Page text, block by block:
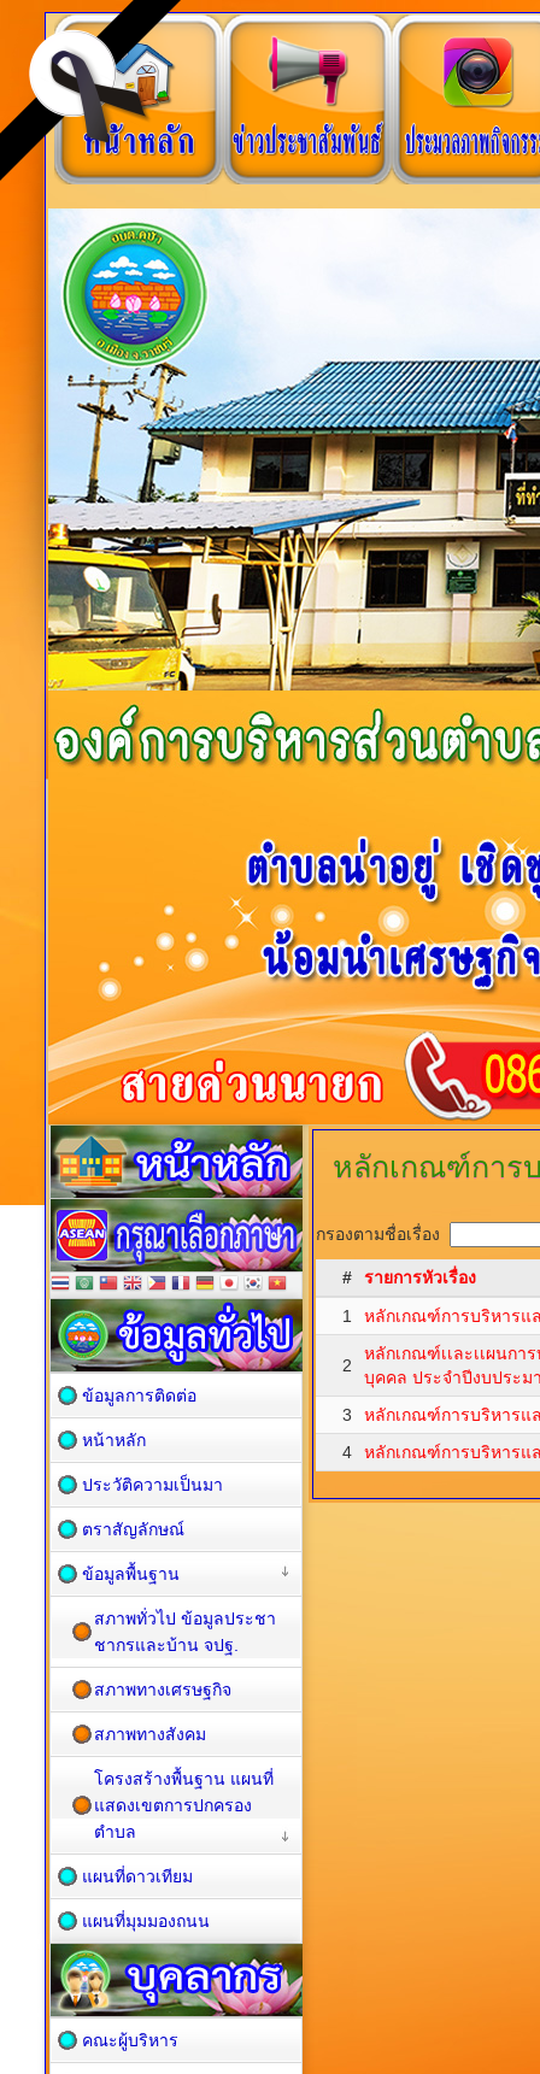
หลักเกณฑ์การ
กรองตามชื่อเรื่อง
#
รายการหัวเรื่อง
1
หลักเกณฑ์การบริหาร
2
หลักเกณฑ์เเละเเผนกา
บุคคล ประจำปีงบประม
3
หลักเกณฑ์การบริหาร
4
หลักเกณฑ์การบริหาร
ข้อมูลการติดต่อ
หน้าหลัก
ประวัติความเป็นมา
ตราสัญลักษณ์
ข้อมูลพื้นฐาน
สภาพทั่วไป ข้อมูลประชา
ชากรและบ้าน จปฐ.
สภาพทางเศรษฐกิจ
สภาพทางสังคม
โครงสร้างพื้นฐาน แผนที่
แสดงเขตการปกครอง
ตำบล
แผนที่ดาวเทียม
แผนที่มุมมองถนน
คณะผู้บริหาร